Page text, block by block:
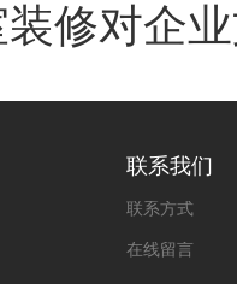
装修对企
联系我们
联系方式
在线留言